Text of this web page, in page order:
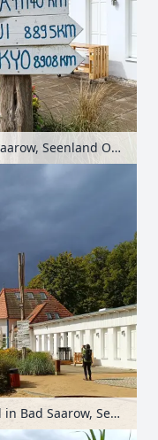
Wegweiser am Strandbad in Bad Saarow, Seenland Oder-Spree, Brandenburg, Deutschland
Regenwolken über dem Strandbad in Bad Saarow, Seenland Oder-Spree, Brandenburg, Deutschland